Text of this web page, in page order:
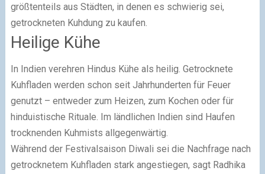
größtenteils aus Städten, in denen es schwierig sei,
getrockneten Kuhdung zu kaufen.
Heilige Kühe
In Indien verehren Hindus Kühe als heilig. Getrocknete
Kuhfladen werden schon seit Jahrhunderten für Feuer
genutzt – entweder zum Heizen, zum Kochen oder für
hinduistische Rituale. Im ländlichen Indien sind Haufen
trocknenden Kuhmists allgegenwärtig.
Während der Festivalsaison Diwali sei die Nachfrage nach
getrocknetem Kuhfladen stark angestiegen, sagt Radhika